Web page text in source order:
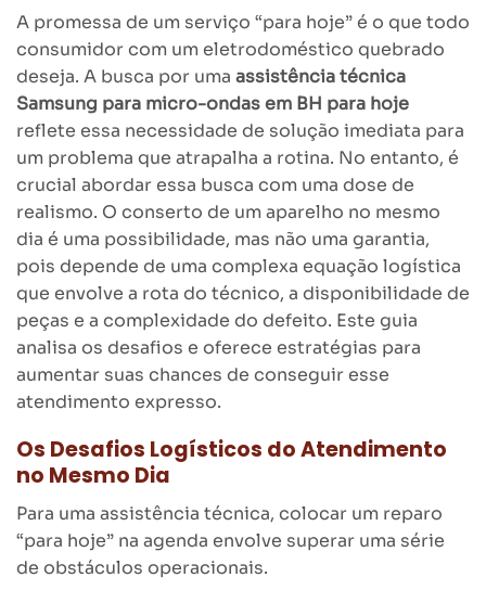
A promessa de um serviço “para hoje” é o que todo
consumidor com um eletrodoméstico quebrado
deseja. A busca por uma assistência técnica
Samsung para micro-ondas em BH para hoje
reflete essa necessidade de solução imediata para
um problema que atrapalha a rotina. No entanto, é
crucial abordar essa busca com uma dose de
realismo. O conserto de um aparelho no mesmo
dia é uma possibilidade, mas não uma garantia,
pois depende de uma complexa equação logística
que envolve a rota do técnico, a disponibilidade de
peças e a complexidade do defeito. Este guia
analisa os desafios e oferece estratégias para
aumentar suas chances de conseguir esse
atendimento expresso.
Os Desafios Logísticos do Atendimento
no Mesmo Dia
Para uma assistência técnica, colocar um reparo
“para hoje” na agenda envolve superar uma série
de obstáculos operacionais.